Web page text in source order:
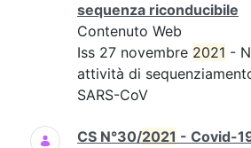
sequenza riconducibile
Contenuto Web
Iss 27 novembre 2021 -
attività di
SARS-CoV
CS N°30/2021 - Covid-